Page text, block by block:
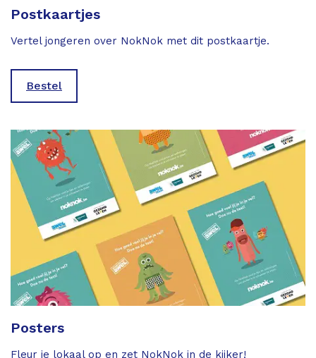
Postkaartjes
Vertel jongeren over NokNok met dit postkaartje.
Bestel
Posters
Fleur je lokaal op en zet NokNok in de kijker!